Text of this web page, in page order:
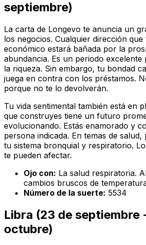
septiembre)
La carta de Longevo te anuncia un
los negocios. Cualquier dirección
económico estará bañada por la
abundancia. Es un periodo
la riqueza. Sin embargo, tu bondad
juega en contra con los préstamos.
porque no te lo devolverán.
Tu vida sentimental también está en
que construyes tiene un futuro
evolucionando. Estás enamorado y
persona indicada. En temas de
tu sistema bronquial y respiratorio.
te pueden afectar.
Ojo con: La salud respiratoria.
cambios bruscos de
Número de la suerte: 5534
Libra (23 de septiembre
octubre)